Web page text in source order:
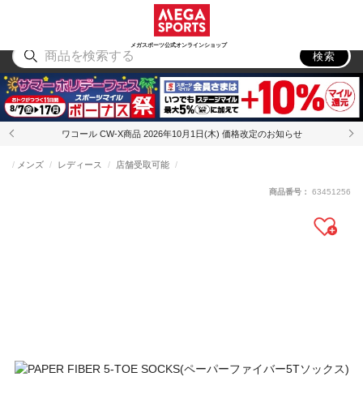
メガスポーツ公式オンラインショップ
アウトドア
検索
ワコール CW-X商品 2026年10月1日(木) 価格改定のお知らせ
メンズ レディース 店舗受取可能
商品番号： 63451256